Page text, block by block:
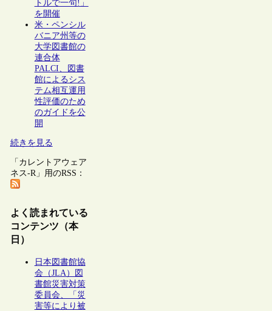
トルで一句!」
を開催
米・ペンシル
バニア州等の
大学図書館の
連合体
PALCI、図書
館によるシス
テム相互運用
性評価のため
のガイドを公
開
続きを見る
「カレントアウェア
ネス-R」用のRSS：
よく読まれている
コンテンツ（本
日）
日本図書館協
会（JLA）図
書館災害対策
委員会、「災
害等により被